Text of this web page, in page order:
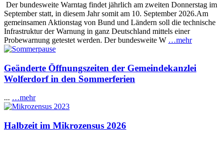
Der bundesweite Warntag findet jährlich am zweiten Donnerstag im
September statt, in diesem Jahr somit am 10. September 2026.Am
gemeinsamen Aktionstag von Bund und Ländern soll die technische
Infrastruktur der Warnung in ganz Deutschland mittels einer
Probewarnung getestet werden. Der bundesweite W …mehr
Geänderte Öffnungszeiten der Gemeindekanzlei
Wolferdorf in den Sommerferien
... …mehr
Halbzeit im Mikrozensus 2026